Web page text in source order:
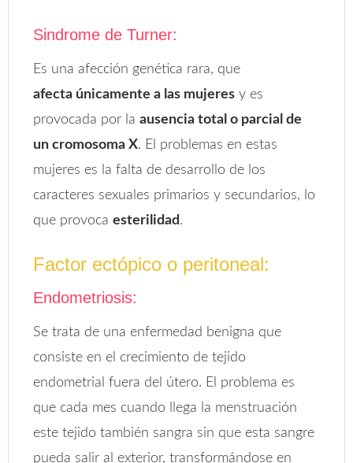
Sindrome de Turner:
Es una afección genética rara, que
afecta únicamente a las mujeres y es
provocada por laausencia total o parcial de
un cromosoma X. El problemas en estas
mujeres es la falta de desarrollo de los
caracteres sexuales primarios y secundarios, lo
que provocaesterilidad.
Factor ectópico o peritoneal:
Endometriosis:
Se trata de una enfermedad benigna que
consiste en el crecimiento de tejido
endometrial fuera del útero. El problema es
que cada mes cuando llega la menstruación
este tejido también sangra sin que esta sangre
pueda salir al exterior, transformándose en